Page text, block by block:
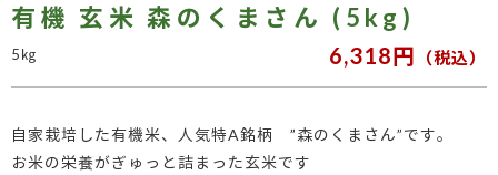
有機 玄米 森のくまさん (5kg)
5㎏ 6,318円 （税込）
自家栽培した有機米、人気特A銘柄 ”森のくまさん”です。
お米の栄養がぎゅっと詰まった玄米です